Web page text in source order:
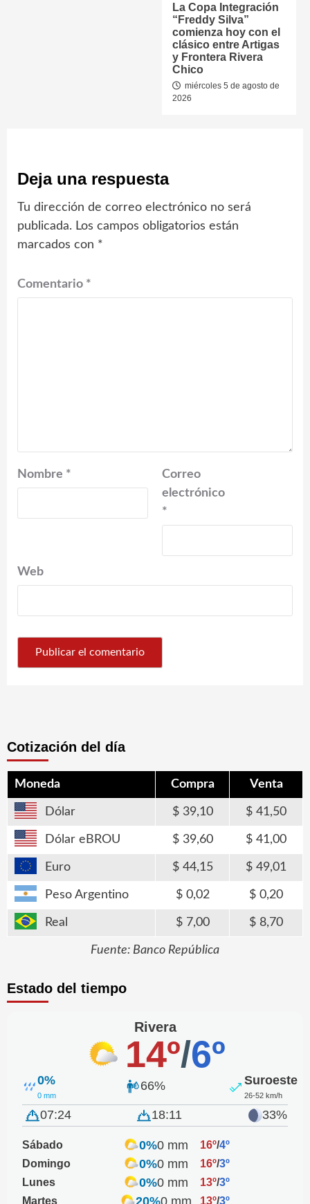
La Copa Integración
“Freddy Silva”
comienza hoy con el
clásico entre Artigas
y Frontera Rivera
Chico
miércoles 5 de agosto de
2026
Deja una respuesta
Tu dirección de correo electrónico no será
publicada. Los campos obligatorios están
marcados con *
Comentario *
Nombre *
Correo
electrónico
*
Web
Cotización del día
Moneda Compra Venta
Dólar 39,10 41,50
Dólar eBROU 39,60 41,00
Euro 44,15 49,01
Peso Argentino 0,02 0,20
Real 7,00 8,70
Fuente: Banco República
Estado del tiempo
Rivera
14º/6º
0%
0 mm
66% Suroeste
26-52 km/h
07:24 18:11 33%
Sábado 0%0 mm 16º/4º
Domingo
0%0 mm 16º/3º
Lunes
0%0 mm 13º/3º
Martes
20%0 mm 13º/3º